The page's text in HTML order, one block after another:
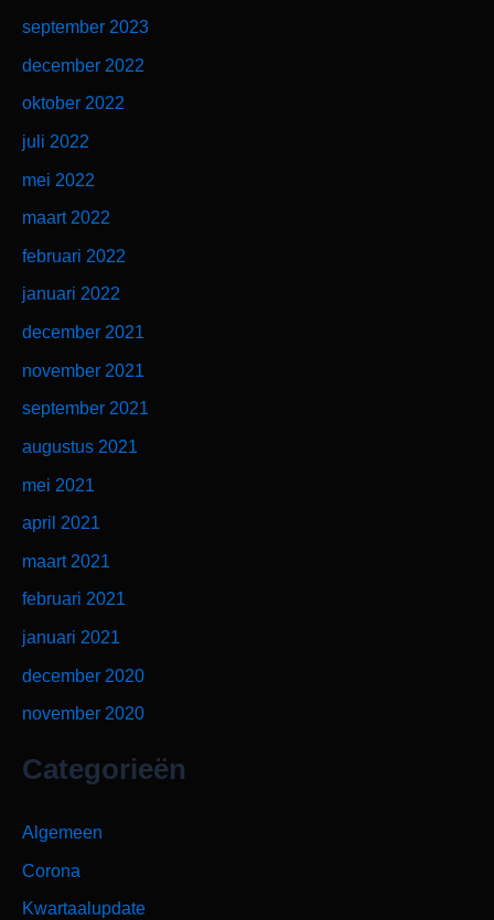
september 2023
december 2022
oktober 2022
juli 2022
mei 2022
maart 2022
februari 2022
januari 2022
december 2021
november 2021
september 2021
augustus 2021
mei 2021
april 2021
maart 2021
februari 2021
januari 2021
december 2020
november 2020
Categorieën
Algemeen
Corona
Kwartaalupdate